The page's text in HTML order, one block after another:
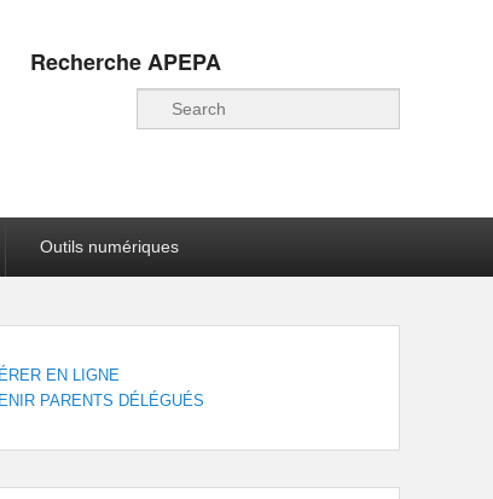
Recherche APEPA
Recherche
Outils numériques
EN LIGNE
PARENTS DÉLÉGUÉS